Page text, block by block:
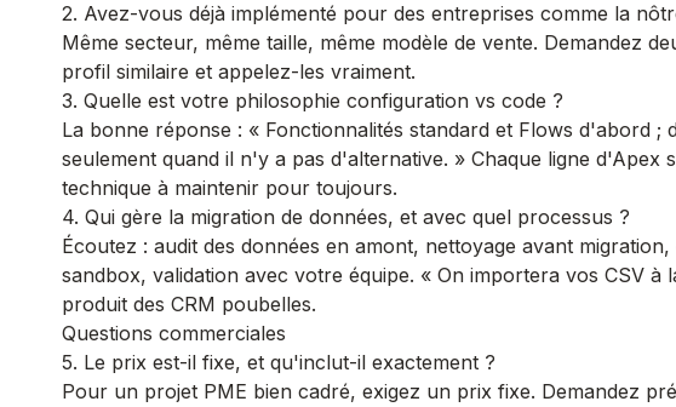
2. Avez-vous déjà implémenté pour des entreprises comme la
Même secteur, même taille, même modèle de vente. Demandez
profil similaire et appelez-les vraiment.
3. Quelle est votre philosophie configuration vs code ?
La bonne réponse : « Fonctionnalités standard et Flows d'abord ;
seulement quand il n'y a pas d'alternative. » Chaque ligne d'Apex
technique à maintenir pour toujours.
4. Qui gère la migration de données, et avec quel processus ?
Écoutez : audit des données en amont, nettoyage avant
sandbox, validation avec votre équipe. « On importera vos CSV à
produit des CRM poubelles.
Questions commerciales
5. Le prix est-il fixe, et qu'inclut-il exactement ?
Pour un projet PME bien cadré, exigez un prix fixe. Demandez